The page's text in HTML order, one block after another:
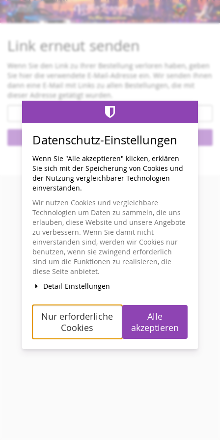
Zum
Haupt-
springen
Link erneut senden
Wenn Sie den Link zu Ihrer Bestellung verloren haben, geben
Sie hier die verwendete E-Mail-Adresse ein. Wir senden Ihnen
dann eine E-Mail mit Links zu allen Bestellungen, die mit
dieser Adresse getätigt wurden.
Links senden
Cookie-Einstellungen Impressum
Datenschutz
powered by pretix
Datenschutz-Einstellungen
Wenn Sie "Alle akzeptieren" klicken, erklären
Sie sich mit der Speicherung von Cookies und
der Nutzung vergleichbarer Technologien
einverstanden.
Wir nutzen Cookies und vergleichbare
Technologien um Daten zu sammeln, die uns
erlauben, diese Website und unsere Angebote
zu verbessern. Wenn Sie damit nicht
einverstanden sind, werden wir Cookies nur
benutzen, wenn sie zwingend erforderlich
sind um die Funktionen zu realisieren, die
diese Seite anbietet.
Detail-Einstellungen
Nur erforderliche
Cookies
Alle
akzeptieren